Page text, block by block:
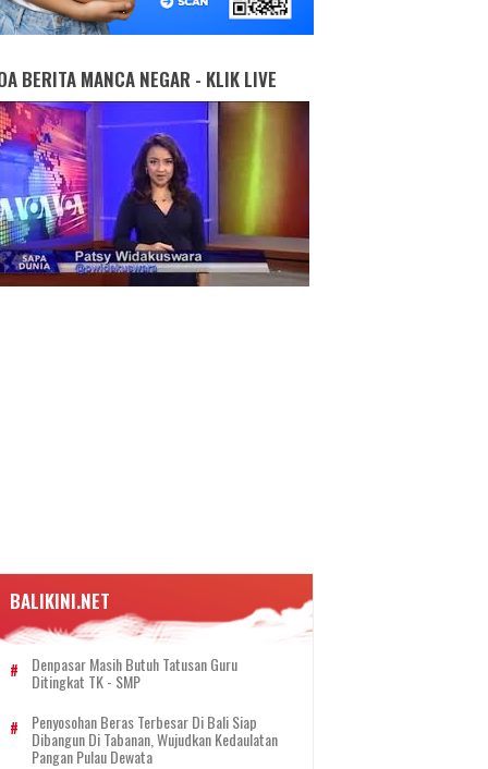
BERITA MANCA NEGAR - KLIK LIVE
BALIKINI.NET
Denpasar Masih Butuh Tatusan Guru
Ditingkat TK - SMP
Penyosohan Beras Terbesar Di Bali Siap
Dibangun Di Tabanan, Wujudkan Kedaulatan
Pangan Pulau Dewata